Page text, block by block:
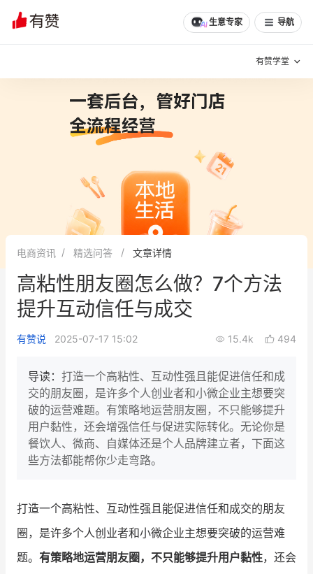
生意专家 导航
有赞学堂
增长方法
有赞专家说
新零售最佳实践
面对面聊增长
新零售大会 新零售茶会
增长产品指南
智库 产品场景库
产品更新动态
新零售资讯
文章 问诊 分享
电商资讯 精选问答 文章详情
高粘性朋友圈怎么做？7个方法
提升互动信任与成交
有赞说 2025-07-17 15:02 15.4k 494
导读： 打造一个高粘性、互动性强且能促进信任和成
交的朋友圈，是许多个人创业者和小微企业主想要突
破的运营难题。有策略地运营朋友圈，不只能够提升
用户黏性，还会增强信任与促进实际转化。无论你是
餐饮人、微商、自媒体还是个人品牌建立者，下面这
些方法都能帮你少走弯路。
打造一个高粘性、互动性强且能促进信任和成交的朋友
圈，是许多个人创业者和小微企业主想要突破的运营难
题。 有策略地运营朋友圈，不只能够提升用户黏性，还会